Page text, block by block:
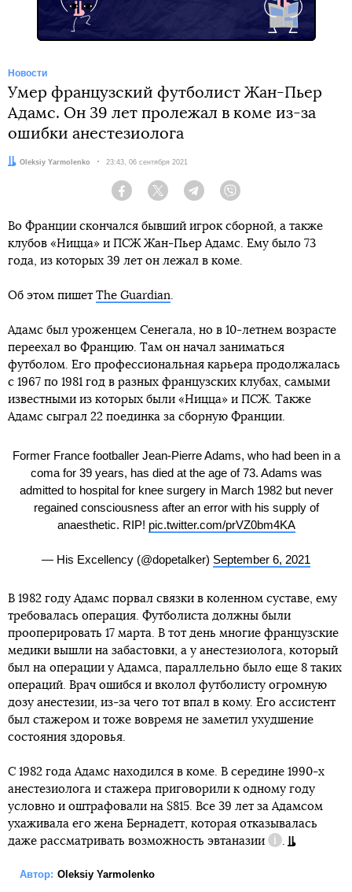
Новости
Умер французский футболист Жан-Пьер
Адамс. Он 39 лет пролежал в коме из-за
ошибки анестезиолога
Автор:
Oleksiy Yarmolenko Дата:
23:43, 06 сентября 2021
Facebook Twitter Telegram
Во Франции скончался бывший игрок сборной, а также
клубов «Ницца» и ПСЖ Жан-Пьер Адамс. Ему было 73
года, из которых 39 лет он лежал в коме.
Об этом пишет The Guardian
Адамс был уроженцем Сенегала, но в 10-летнем возрасте
переехал во Францию. Там он начал заниматься
футболом. Его профессиональная карьера продолжалась
с 1967 по 1981 год в разных французских клубах, самыми
известными из которых были «Ницца» и ПСЖ. Также
Адамс сыграл 22 поединка за сборную Франции.
Former France footballer Jean-Pierre Adams, who had been in a
coma for 39 years, has died at the age of 73. Adams was
admitted to hospital for knee surgery in March 1982 but never
regained consciousness after an error with his supply of
anaesthetic. RIP! pic.twitter.com/prVZ0bm4KA
— His Excellency (@dopetalker) September 6, 2021
В 1982 году Адамс порвал связки в коленном суставе, ему
требовалась операция. Футболиста должны были
прооперировать 17 марта. В тот день многие французские
медики вышли на забастовки, а у анестезиолога, который
был на операции у Адамса, параллельно было еще 8 таких
операций. Врач ошибся и вколол футболисту огромную
дозу анестезии, из-за чего тот впал в кому. Его ассистент
был стажером и тоже вовремя не заметил ухудшение
состояния здоровья.
С 1982 года Адамс находился в коме. В середине 1990-х
анестезиолога и стажера приговорили к одному году
условно и оштрафовали на $815. Все 39 лет за Адамсом
ухаживала его жена Бернадетт, которая отказывалась
даже рассматривать возможность эвтаназии
Справка
Автор: Oleksiy Yarmolenko